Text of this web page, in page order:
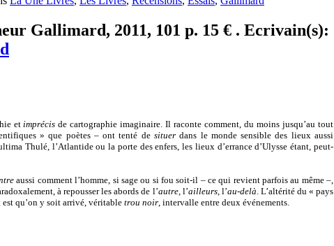
Gallimard, 2011, 101 p. 15 € . Ecrivain(s):
etimprécis de cartographie imaginaire. Il raconte comment, du moins jusqu’au tout
» que poètes – ont tenté desituer dans le monde sensible des lieux aussi
Thulé, l’Atlantide ou la porte des enfers, les lieux d’errance d’Ulysse étant, peut-
aussi comment l’homme, si sage ou si fou soit-il – ce qui revient parfois au même –,
à repousser les abords de l’autre, l’ailleurs, l’au-delà. L’altérité du « pays
est qu’on y soit arrivé, véritable trou noir, intervalle entre deux événements.